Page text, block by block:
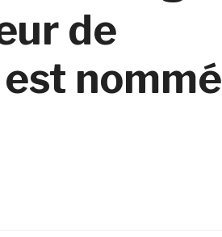
de
est nommé